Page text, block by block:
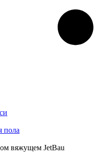
пола
вяжущем JetBau